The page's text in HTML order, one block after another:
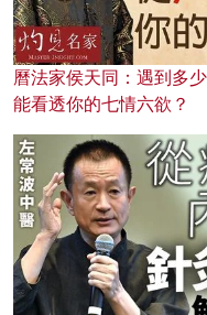
曆法家侯天同：遇到多
能看透你的七情六欲？